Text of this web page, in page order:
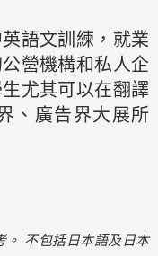
語文訓練，就業
營機構和私人企
尤其可以在翻譯
、廣告界大展所
。 不包括日本語及日本